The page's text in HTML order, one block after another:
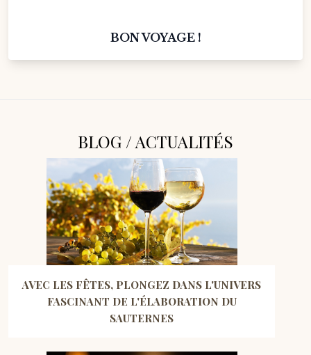
BON VOYAGE !
BLOG / ACTUALITÉS
AVEC LES FÊTES, PLONGEZ DANS L'UNIVERS
FASCINANT DE L'ÉLABORATION DU
SAUTERNES